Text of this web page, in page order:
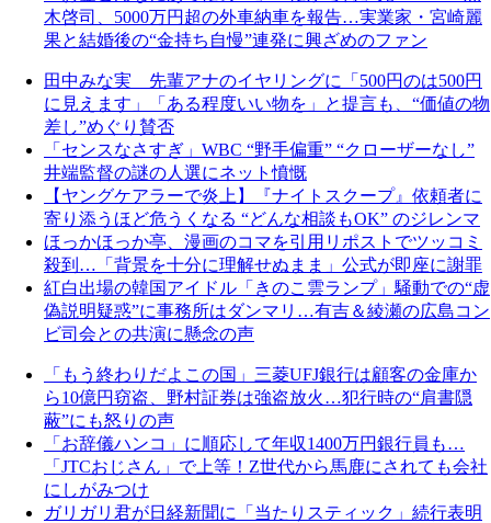
木啓司、5000万円超の外車納車を報告…実業家・宮崎麗
果と結婚後の“金持ち自慢”連発に興ざめのファン
田中みな実 先輩アナのイヤリングに「500円のは500円
に見えます」「ある程度いい物を」と提言も、“価値の物
差し”めぐり賛否
「センスなさすぎ」WBC “野手偏重” “クローザーなし”
井端監督の謎の人選にネット憤慨
【ヤングケアラーで炎上】『ナイトスクープ』依頼者に
寄り添うほど危うくなる “どんな相談もOK” のジレンマ
ほっかほっか亭、漫画のコマを引用リポストでツッコミ
殺到…「背景を十分に理解せぬまま」公式が即座に謝罪
紅白出場の韓国アイドル「きのこ雲ランプ」騒動での“虚
偽説明疑惑”に事務所はダンマリ…有吉＆綾瀬の広島コン
ビ司会との共演に懸念の声
「もう終わりだよこの国」三菱UFJ銀行は顧客の金庫か
ら10億円窃盗、野村証券は強盗放火…犯行時の“肩書隠
蔽”にも怒りの声
「お辞儀ハンコ」に順応して年収1400万円銀行員も…
「JTCおじさん」で上等！Z世代から馬鹿にされても会社
にしがみつけ
ガリガリ君が日経新聞に「当たりスティック」続行表明